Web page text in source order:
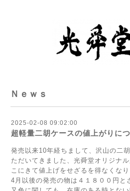
Ｎｅｗｓ
2025-02-08 09:02:00
超軽量二胡ケースの値上がりに
発売以来10年経ちまして、沢山の二
ただいてきました、光舜堂オリジナ
こにきて値上げをせざるを得なくなり
4月以後の発売の物は４１８００円と